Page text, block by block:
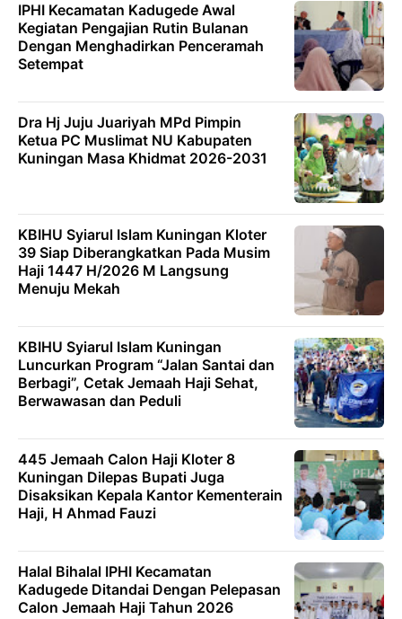
IPHI Kecamatan Kadugede Awal
Kegiatan Pengajian Rutin Bulanan
Dengan Menghadirkan Penceramah
Setempat
Dra Hj Juju Juariyah MPd Pimpin
Ketua PC Muslimat NU Kabupaten
Kuningan Masa Khidmat 2026-2031
KBIHU Syiarul Islam Kuningan Kloter
39 Siap Diberangkatkan Pada Musim
Haji 1447 H/2026 M Langsung
Menuju Mekah
KBIHU Syiarul Islam Kuningan
Luncurkan Program “Jalan Santai dan
Berbagi”, Cetak Jemaah Haji Sehat,
Berwawasan dan Peduli
445 Jemaah Calon Haji Kloter 8
Kuningan Dilepas Bupati Juga
Disaksikan Kepala Kantor Kementerain
Haji, H Ahmad Fauzi
Halal Bihalal IPHI Kecamatan
Kadugede Ditandai Dengan Pelepasan
Calon Jemaah Haji Tahun 2026